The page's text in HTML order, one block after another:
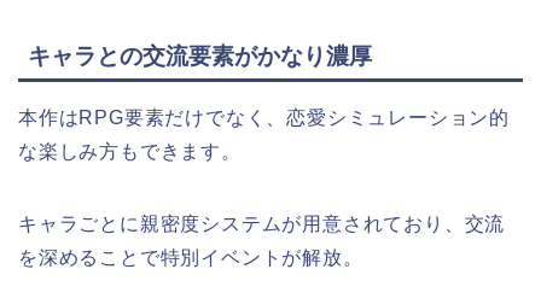
キャラとの交流要素がかなり濃厚
本作はRPG要素だけでなく、恋愛シミュレーション的
な楽しみ方もできます。
キャラごとに親密度システムが用意されており、交流
を深めることで特別イベントが解放。